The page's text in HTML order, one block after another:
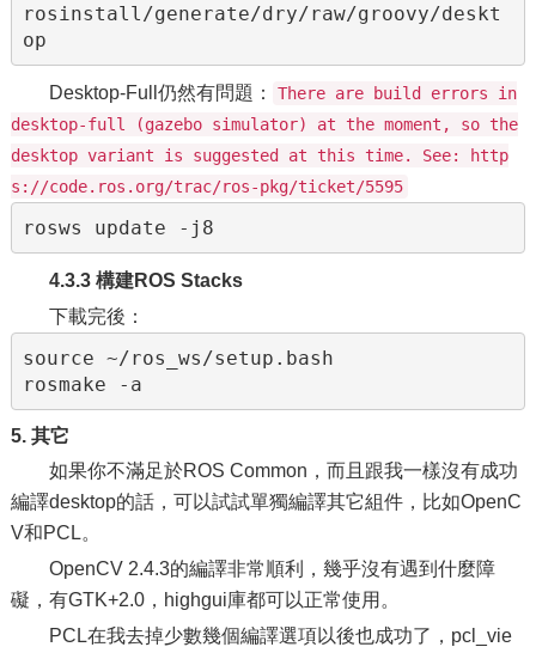
rosinstall/generate/dry/raw/groovy/deskt
Desktop-Full仍然有問題：
There are build errors in
desktop-full (gazebo simulator) at the moment, so the
desktop variant is suggested at this time. See: http
s://code.ros.org/trac/ros-pkg/ticket/5595
4.3.3 構建ROS Stacks
下載完後：
source ~/ros_ws/setup.bash
5. 其它
如果你不滿足於ROS Common，而且跟我一樣沒有成功
編譯desktop的話，可以試試單獨編譯其它組件，比如OpenC
V和PCL。
OpenCV 2.4.3的編譯非常順利，幾乎沒有遇到什麼障
礙，有GTK+2.0，highgui庫都可以正常使用。
PCL在我去掉少數幾個編譯選項以後也成功了，pcl_vie